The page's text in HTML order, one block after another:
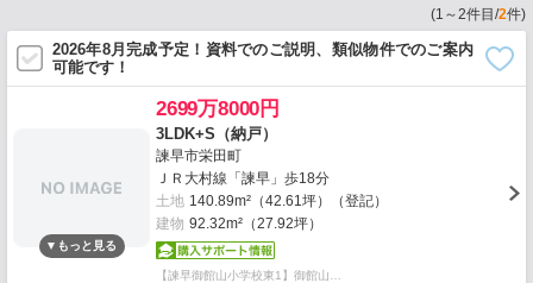
(1 ～2件目/2件)
2026年8月完成予定！資料でのご説明、類似物件でのご案内
可能です！
2699万8000円
3LDK+S（納戸）
諫早市栄田町
ＪＲ大村線「諫早」歩18分
土地 140.89m²（42.61坪）（登記）
建物 92.32m²（27.92坪）
【諫早御館山小学校東1】御館山…